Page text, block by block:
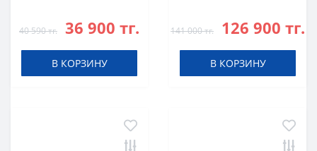
40 590 тг. 36 900 тг.
В КОРЗИНУ
141 000 тг. 126 900 тг.
В КОРЗИНУ